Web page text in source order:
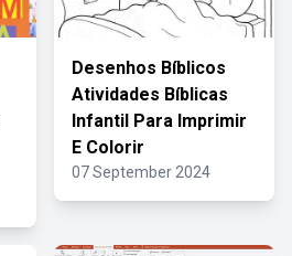
Desenhos Bíblicos
Atividades Bíblicas
Infantil Para Imprimir
E Colorir
07 September 2024